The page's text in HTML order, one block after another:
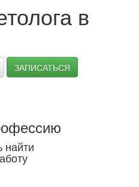
в
ЗАПИСАТЬСЯ
найти